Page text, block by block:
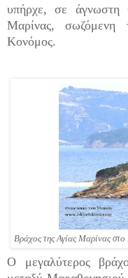
υπήρχε, σε άγνωστη
Μαρίνας,
Κονόμος.
Βράχος της Αγίας Μαρίνας
Ο μεγαλύτερος